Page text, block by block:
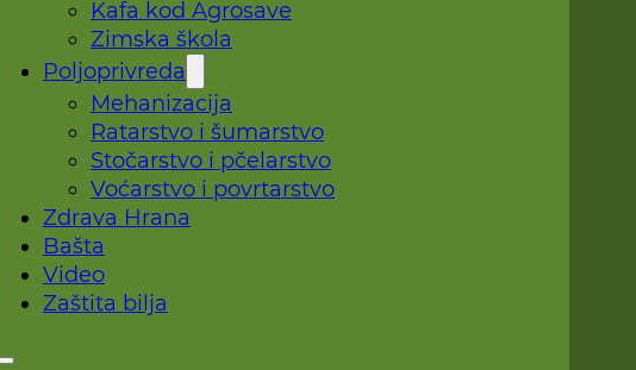
Kafa kod Agrosave
Zimska škola
Poljoprivreda
Mehanizacija
Ratarstvo i šumarstvo
Stočarstvo i pčelarstvo
Voćarstvo i povrtarstvo
Zdrava Hrana
Bašta
Video
Zaštita bilja